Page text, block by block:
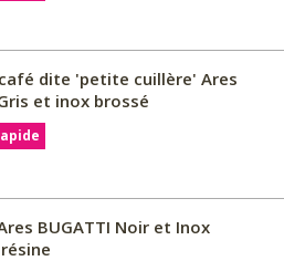
dite 'petite cuillère' Ares
et inox brossé
BUGATTI Noir et Inox